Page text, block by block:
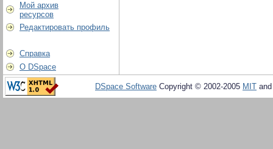
Мой архив
ресурсов
Редактировать профиль
Справка
О DSpace
DSpace Software Copyright © 2002-2005 MIT